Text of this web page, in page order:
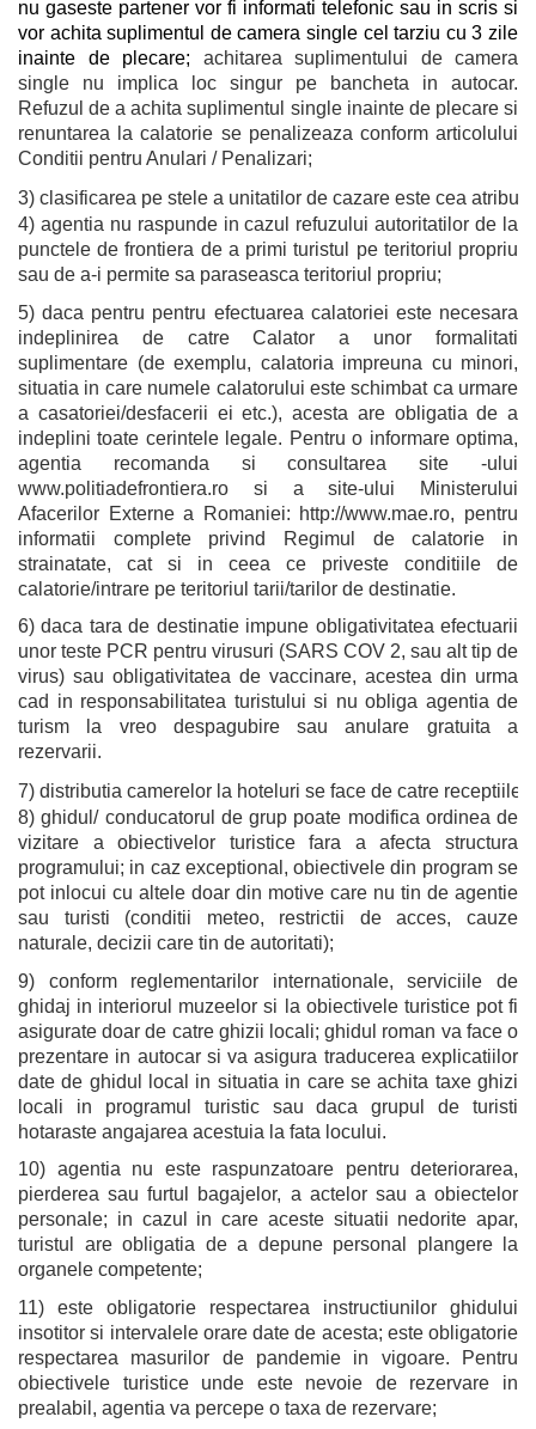
nu gaseste partener vor fi informati telefonic sau in scris si
vor achita suplimentul de camera single cel tarziu cu 3 zile
inainte de plecare; achitarea suplimentului de camera
single nu implica loc singur pe bancheta in autocar.
Refuzul de a achita suplimentul single inainte de plecare si
renuntarea la calatorie se penalizeaza conform articolului
Conditii pentru Anulari / Penalizari;
3) clasificarea pe stele a unitatilor de cazare este cea
4) agentia nu raspunde in cazul refuzului autoritatilor de la
punctele de frontiera de a primi turistul pe teritoriul propriu
sau de a-i permite sa paraseasca teritoriul propriu;
5) daca pentru pentru efectuarea calatoriei este necesara
indeplinirea de catre Calator a unor formalitati
suplimentare (de exemplu, calatoria impreuna cu minori,
situatia in care numele calatorului este schimbat ca urmare
a casatoriei/desfacerii ei etc.), acesta are obligatia de a
indeplini toate cerintele legale. Pentru o informare optima,
agentia recomanda si consultarea site -ului
www.politiadefrontiera.ro si a site-ului Ministerului
Afacerilor Externe a Romaniei: http://www.mae.ro, pentru
informatii complete privind Regimul de calatorie in
strainatate, cat si in ceea ce priveste conditiile de
calatorie/intrare pe teritoriul tarii/tarilor de destinatie.
6) daca tara de destinatie impune obligativitatea efectuarii
unor teste PCR pentru virusuri (SARS COV 2, sau alt tip de
virus) sau obligativitatea de vaccinare, acestea din urma
cad in responsabilitatea turistului si nu obliga agentia de
turism la vreo despagubire sau anulare gratuita a
rezervarii.
7) distributia camerelor la hoteluri se face de catre
8) ghidul/ conducatorul de grup poate modifica ordinea de
vizitare a obiectivelor turistice fara a afecta structura
programului; in caz exceptional, obiectivele din program se
pot inlocui cu altele doar din motive care nu tin de agentie
sau turisti (conditii meteo, restrictii de acces, cauze
naturale, decizii care tin de autoritati);
9) conform reglementarilor internationale, serviciile de
ghidaj in interiorul muzeelor si la obiectivele turistice pot fi
asigurate doar de catre ghizii locali; ghidul roman va face o
prezentare in autocar si va asigura traducerea explicatiilor
date de ghidul local in situatia in care se achita taxe ghizi
locali in programul turistic sau daca grupul de turisti
hotaraste angajarea acestuia la fata locului.
10) agentia nu este raspunzatoare pentru deteriorarea,
pierderea sau furtul bagajelor, a actelor sau a obiectelor
personale; in cazul in care aceste situatii nedorite apar,
turistul are obligatia de a depune personal plangere la
organele competente;
11) este obligatorie respectarea instructiunilor ghidului
insotitor si intervalele orare date de acesta; este obligatorie
respectarea masurilor de pandemie in vigoare. Pentru
obiectivele turistice unde este nevoie de rezervare in
prealabil, agentia va percepe o taxa de rezervare;